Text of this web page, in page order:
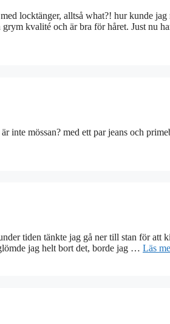
locktänger, alltså what?! hur kunde jag
grym kvalité och är bra för håret. Just nu
inte mössan? med ett par jeans och
tiden tänkte jag gå ner till stan för att
jag helt bort det, borde jag … Läs